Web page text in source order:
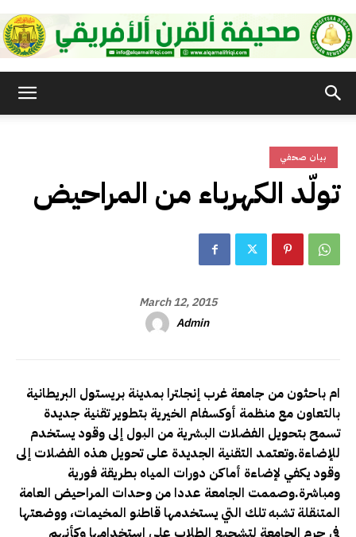
الأفريقي
بيان صحفي
تولّد الكهرباء من المراحيض
March 12, 2015
Admin
ام باحثون من جامعة غرب إنجلترا بمدينة بريستول البريطانية
بالتعاون مع منظمة أوكسفام الخيرية بتطوير تقنية جديدة
تسمح بتحويل الفضلات البشرية من البول إلى وقود يستخدم
للإضاءة.وتعتمد التقنية الجديدة على تحويل هذه الفضلات إلى
وقود يكفي لإضاءة أماكن دورات المياه بطريقة فورية
ومباشرة.وصممت الجامعة عددا من وحدات المراحيض العامة
المتنقلة تشبه تلك التي يستخدمها قاطنو المخيمات، ووضعتها
في حرم الجامعة لتشجيع الطلاب على استخدامها وكأنهم